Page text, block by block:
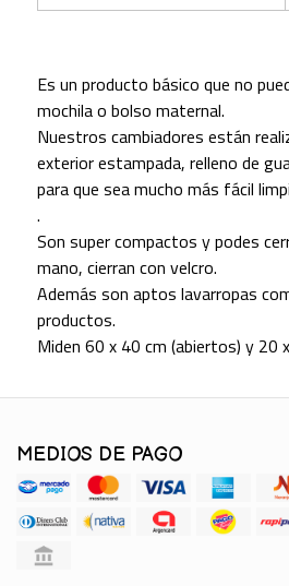
Es un producto básico que no
mochila o bolso maternal.
Nuestros cambiadores están
exterior estampada, relleno de
para que sea mucho más fácil
.
Son super compactos y podes
mano, cierran con velcro.
Además son aptos lavarropas
productos.
Miden 60 x 40 cm (abiertos) y 20
MEDIOS DE PAGO